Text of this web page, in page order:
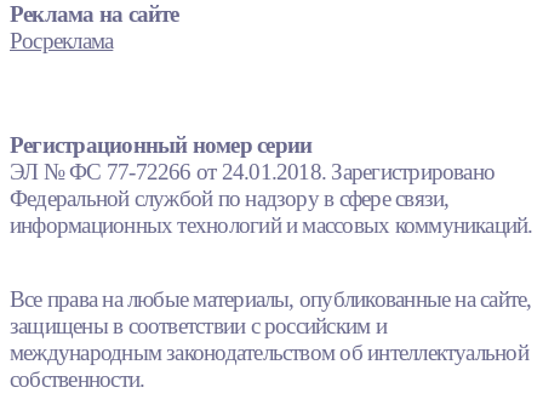
Реклама на сайте
Росреклама
Регистрационный номер серии
ЭЛ № ФС 77-72266 от 24.01.2018. Зарегистрировано
Федеральной службой по надзору в сфере связи,
информационных технологий и массовых коммуникаций.
Все права на любые материалы, опубликованные на сайте,
защищены в соответствии с российским и
международным законодательством об интеллектуальной
собственности.